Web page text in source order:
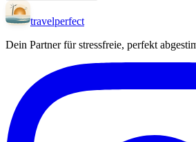
travelperfect
Dein Partner für stressfreie, perfekt